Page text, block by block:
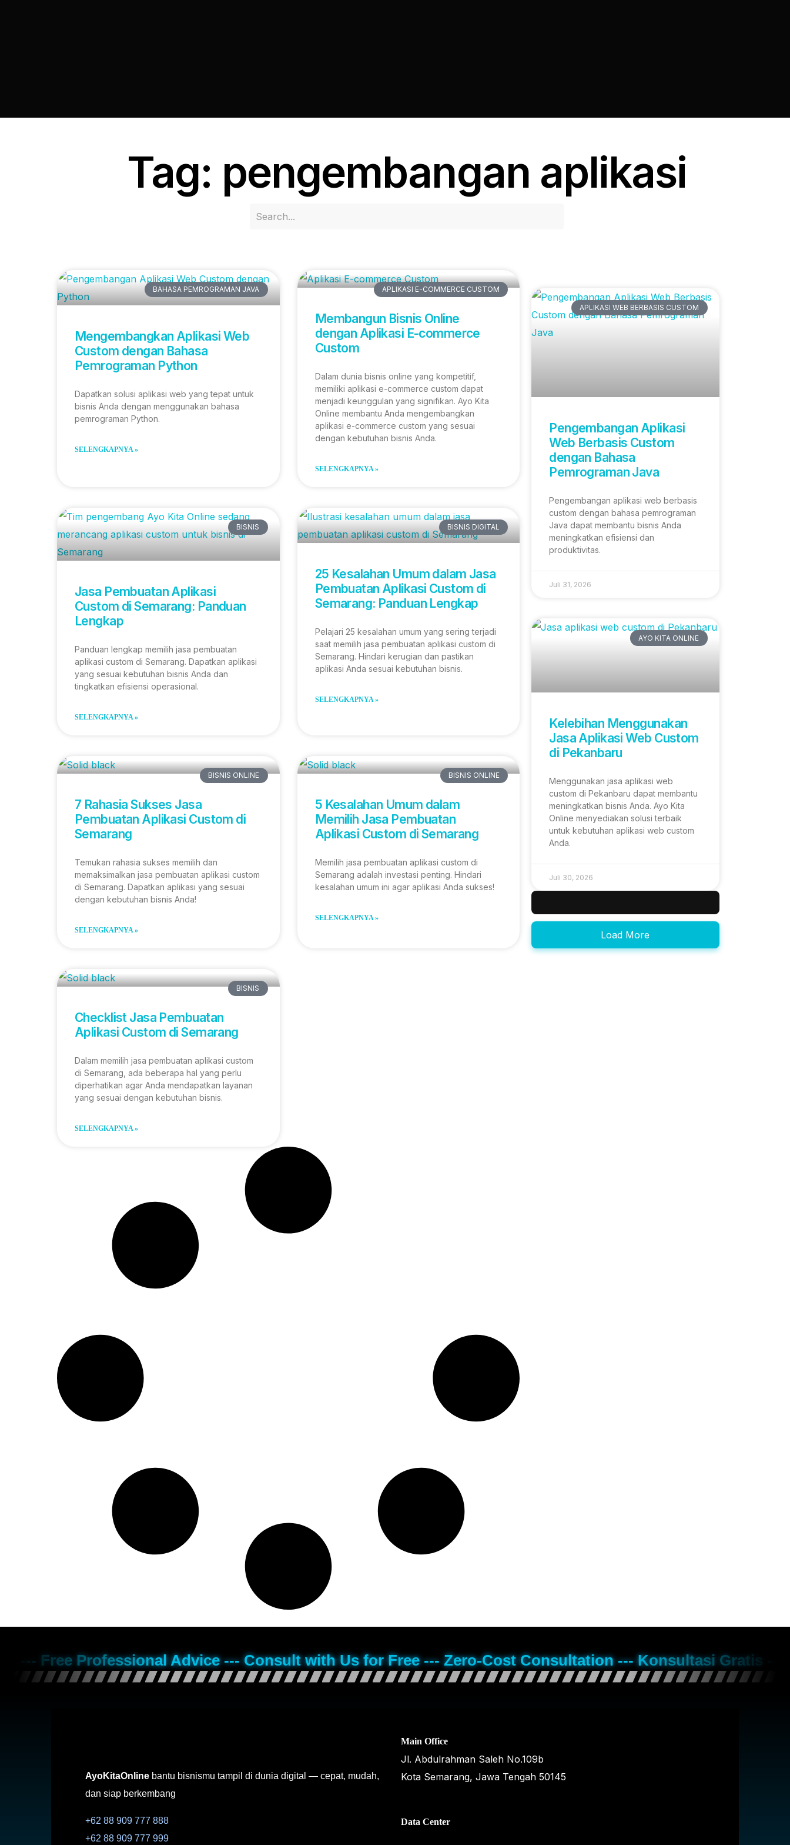
Tag: pengembangan aplikasi
BAHASA PEMROGRAMAN JAVA
Mengembangkan Aplikasi Web
Custom dengan Bahasa
Pemrograman Python
Dapatkan solusi aplikasi web yang tepat untuk
bisnis Anda dengan menggunakan bahasa
pemrograman Python.
SELENGKAPNYA »
APLIKASI E-COMMERCE CUSTOM
Membangun Bisnis Online
dengan Aplikasi E-commerce
Custom
Dalam dunia bisnis online yang kompetitif,
memiliki aplikasi e-commerce custom dapat
menjadi keunggulan yang signifikan. Ayo Kita
Online membantu Anda mengembangkan
aplikasi e-commerce custom yang sesuai
dengan kebutuhan bisnis Anda.
SELENGKAPNYA »
BISNIS
Jasa Pembuatan Aplikasi
Custom di Semarang: Panduan
Lengkap
Panduan lengkap memilih jasa pembuatan
aplikasi custom di Semarang. Dapatkan aplikasi
yang sesuai kebutuhan bisnis Anda dan
tingkatkan efisiensi operasional.
SELENGKAPNYA »
BISNIS DIGITAL
25 Kesalahan Umum dalam Jasa
Pembuatan Aplikasi Custom di
Semarang: Panduan Lengkap
Pelajari 25 kesalahan umum yang sering terjadi
saat memilih jasa pembuatan aplikasi custom di
Semarang. Hindari kerugian dan pastikan
aplikasi Anda sesuai kebutuhan bisnis.
SELENGKAPNYA »
BISNIS ONLINE
7 Rahasia Sukses Jasa
Pembuatan Aplikasi Custom di
Semarang
Temukan rahasia sukses memilih dan
memaksimalkan jasa pembuatan aplikasi custom
di Semarang. Dapatkan aplikasi yang sesuai
dengan kebutuhan bisnis Anda!
SELENGKAPNYA »
BISNIS ONLINE
5 Kesalahan Umum dalam
Memilih Jasa Pembuatan
Aplikasi Custom di Semarang
Memilih jasa pembuatan aplikasi custom di
Semarang adalah investasi penting. Hindari
kesalahan umum ini agar aplikasi Anda sukses!
SELENGKAPNYA »
BISNIS
Checklist Jasa Pembuatan
Aplikasi Custom di Semarang
Dalam memilih jasa pembuatan aplikasi custom
di Semarang, ada beberapa hal yang perlu
diperhatikan agar Anda mendapatkan layanan
yang sesuai dengan kebutuhan bisnis.
SELENGKAPNYA »
APLIKASI WEB BERBASIS CUSTOM
Pengembangan Aplikasi
Web Berbasis Custom
dengan Bahasa
Pemrograman Java
Pengembangan aplikasi web berbasis
custom dengan bahasa pemrograman
Java dapat membantu bisnis Anda
meningkatkan efisiensi dan
produktivitas.
Juli 31, 2026
AYO KITA ONLINE
Kelebihan Menggunakan
Jasa Aplikasi Web Custom
di Pekanbaru
Menggunakan jasa aplikasi web
custom di Pekanbaru dapat membantu
meningkatkan bisnis Anda. Ayo Kita
Online menyediakan solusi terbaik
untuk kebutuhan aplikasi web custom
Anda.
Juli 30, 2026
Load More
--- Free Professional Advice --- Consult with Us for Free --- Zero-Cost Consultation --- Konsultasi Gratis
AyoKitaOnline bantu bisnismu tampil di dunia digital — cepat, mudah,
dan siap berkembang
+62 88 909 777 888
+62 88 909 777 999
Main Office
Jl. Abdulrahman Saleh No.109b
Kota Semarang, Jawa Tengah 50145
Data Center